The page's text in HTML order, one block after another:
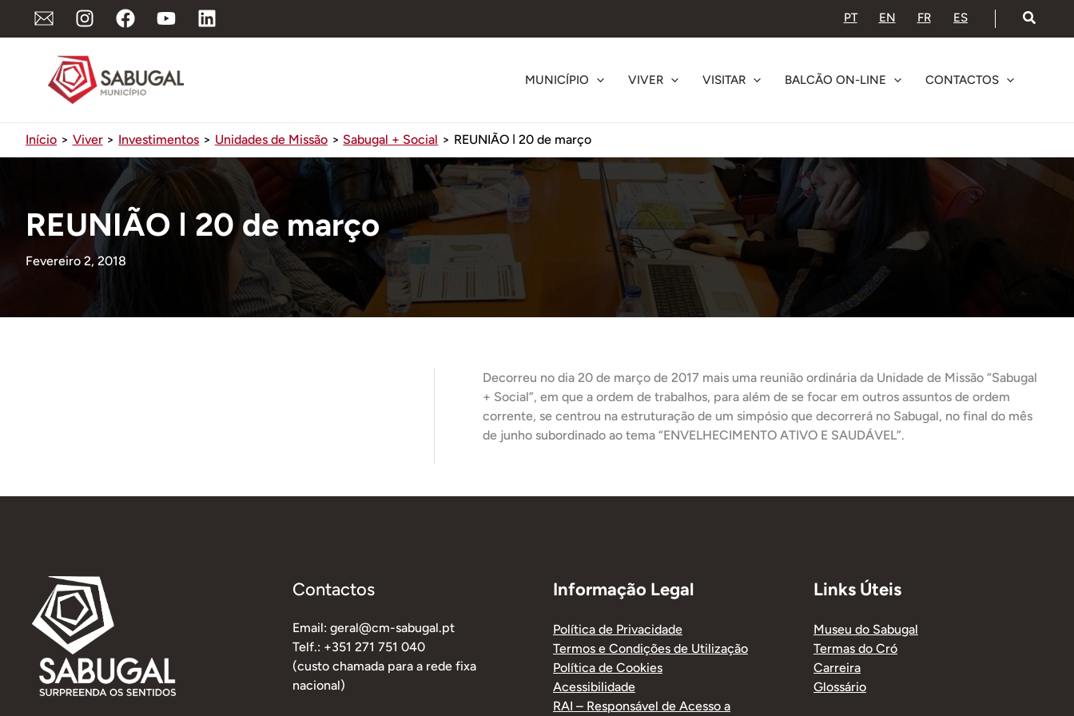
PT EN FR ES
MUNICÍPIO VIVER VISITAR BALCÃO ON-LINE CONTACTOS
Início Viver Investimentos Unidades de Missão Sabugal + Social REUNIÃO ǀ 20 de março
REUNIÃO ǀ 20 de março
Fevereiro 2, 2018
Decorreu no dia 20 de março de 2017 mais uma reunião ordinária da Unidade de Missão “Sabugal
+ Social”, em que a ordem de trabalhos, para além de se focar em outros assuntos de ordem
corrente, se centrou na estruturação de um simpósio que decorrerá no Sabugal, no final do mês
de junho subordinado ao tema “ENVELHECIMENTO ATIVO E SAUDÁVEL”.
Contactos
Email: geral@cm-sabugal.pt
Telf.: +351 271 751 040
(custo chamada para a rede fixa
nacional)
Informação Legal
Política de Privacidade
Termos e Condições de Utilização
Política de Cookies
Acessibilidade
RAI – Responsável de Acesso a
Links Úteis
Museu do Sabugal
Termas do Cró
Carreira
Glossário